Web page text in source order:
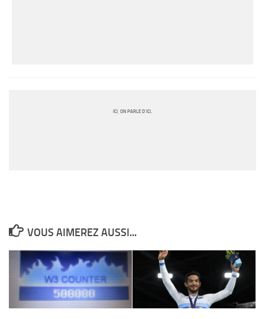
ICI, ON PARLE D’ICI.
VOUS AIMEREZ AUSSI...